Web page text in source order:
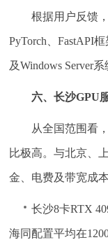
根据用户反馈
PyTorch、FastAPI
及Windows Server
六、长沙GPU
从全国范围看
比极高。与北京、
金、电费及带宽成
长沙8卡RTX
海同配置平均在